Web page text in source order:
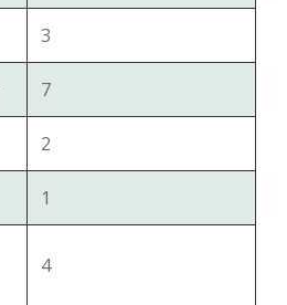
3
7
2
1
4